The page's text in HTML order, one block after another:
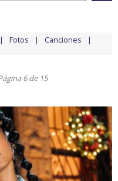
Fotos Canciones
6 de 15